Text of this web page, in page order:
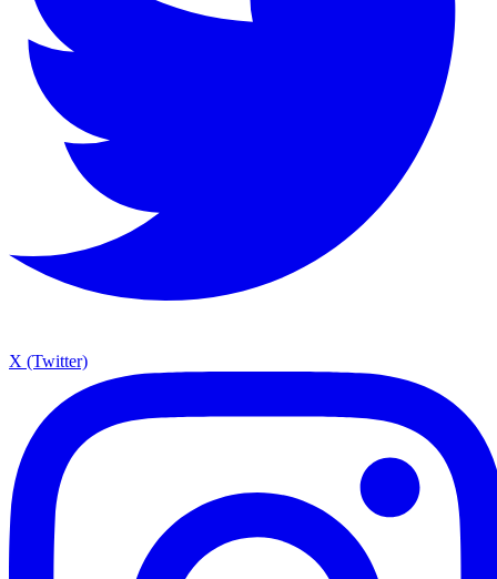
X (Twitter)